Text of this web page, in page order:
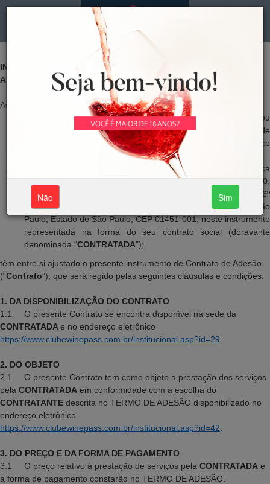
INTRUMENTO DE CONTRATO DE ADESÃO
ASSINATURA DE PLANOS WINEPASS
As Partes contratantes abaixo qualificadas
(doravante denominado “
” e/ou
CONTRATANTE”), indicado e qualificado no formulário de
cadastro por ele preenchido no endereço eletrônico
CONTRATADA;
WINEPASS SERVIÇOS INTEGRADOS LTDA.
, pessoa jurídica
de direito privado, inscrita no CNPJ/ME n. 37.734.516/0001-70,
com sede no endereço Avenida Brigadeiro Faria Lima, 1.616, 6º
andar, sala 602, Bairro Jardim Paulistano, Município de São
Paulo, Estado de São Paulo, CEP 01451-001, neste instrumento
representada na forma do seu contrato social (doravante
denominada “CONTRATADA”);
têm entre si ajustado o presente instrumento de Contrato de Adesão
(“Contrato”), que será regido pelas seguintes cláusulas e condições:
1. DA DISPONIBILIZAÇÃO DO CONTRATO
1.1 O presente Contrato se encontra disponível na sede da
CONTRATADA e no endereço eletrônico
https://www.clubewinepass.com.br/institucional.asp?id=29
2. DO OBJETO
2.1 O presente Contrato tem como objeto a prestação dos serviços
pela CONTRATADA em conformidade com a escolha do
CONTRATANTE descrita no TERMO DE ADESÃO disponibilizado no
endereço eletrônico
https://www.clubewinepass.com.br/institucional.asp?id=42
3. DO PREÇO E DA FORMA DE PAGAMENTO
3.1 O preço relativo à prestação de serviços pela CONTRATADA e
a forma de pagamento constarão no TERMO DE ADESÃO.
Não Sim